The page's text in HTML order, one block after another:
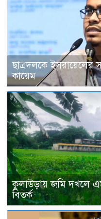
ছাত্রদলকে ইসরায়েলের
কায়েম
কুলাউড়ায় জমি দখলে
বিতর্ক